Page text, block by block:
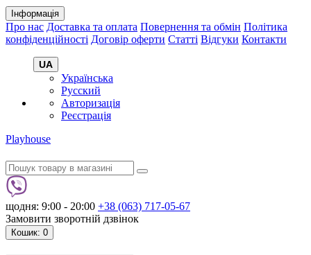
Інформація
Про нас Доставка та оплата Повернення та обмін Політика
конфіденційності Договір оферти Статті Відгуки Контакти
UA
Українська
Русский
Авторизація
Реєстрація
Playhouse
щодня: 9:00 - 20:00 +38 (063) 717-05-67
Замовити зворотній дзвінок
Кошик: 0